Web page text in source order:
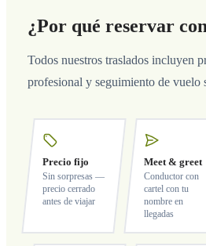
¿Por qué reservar
Todos nuestros traslados incluyen
profesional y seguimiento de vuelo
Precio fijo
Sin sorpresas —
precio cerrado
antes de viajar
Meet & greet
Conductor con
cartel con tu
nombre en
llegadas